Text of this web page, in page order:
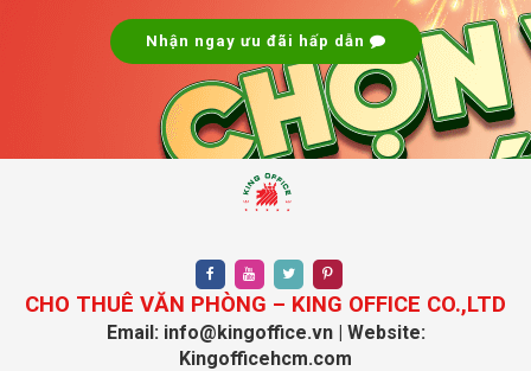
Nhận ngay ưu đãi hấp dẫn
CHO THUÊ VĂN PHÒNG – KING OFFICE CO.,LTD
Email: info@kingoffice.vn | Website:
Kingofficehcm.com